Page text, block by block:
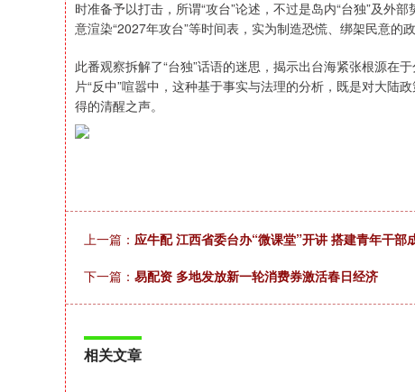
时准备予以打击，所谓“攻台”论述，不过是岛内“台独”及外
意渲染“2027年攻台”等时间表，实为制造恐慌、绑架民意的政
此番观察拆解了“台独”话语的迷思，揭示出台海紧张根源在
片“反中”喧嚣中，这种基于事实与法理的分析，既是对大陆
得的清醒之声。
上一篇： 应牛配 江西省委台办“微课堂”开讲 搭建青年干部
下一篇： 易配资 多地发放新一轮消费券激活春日经济
相关文章